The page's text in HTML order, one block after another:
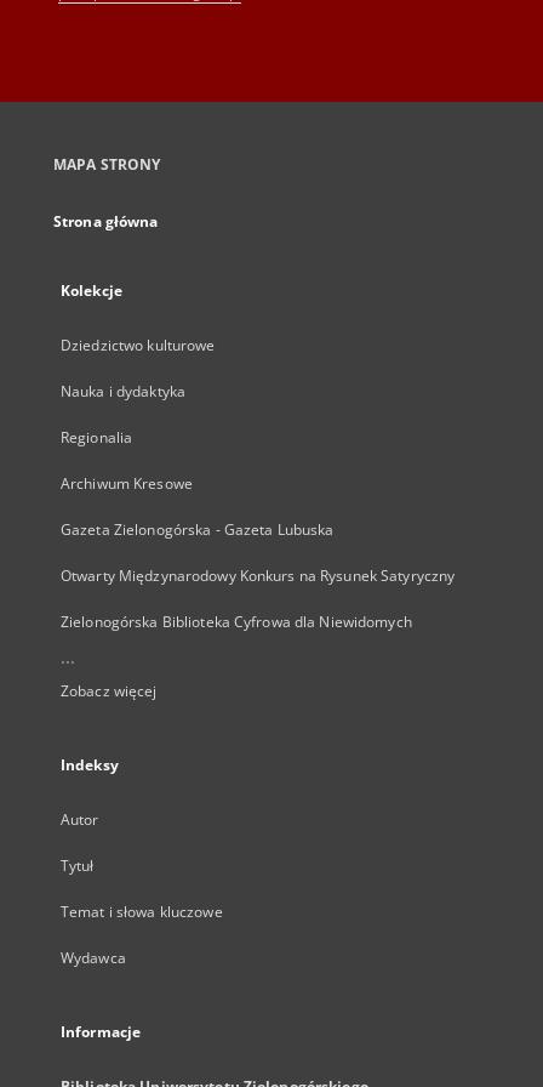
MAPA STRONY
Strona główna
Kolekcje
Dziedzictwo kulturowe
Nauka i dydaktyka
Regionalia
Archiwum Kresowe
Gazeta Zielonogórska - Gazeta Lubuska
Otwarty Międzynarodowy Konkurs na Rysunek Satyryczny
Zielonogórska Biblioteka Cyfrowa dla Niewidomych
...
Zobacz więcej
Indeksy
Autor
Tytuł
Temat i słowa kluczowe
Wydawca
Informacje